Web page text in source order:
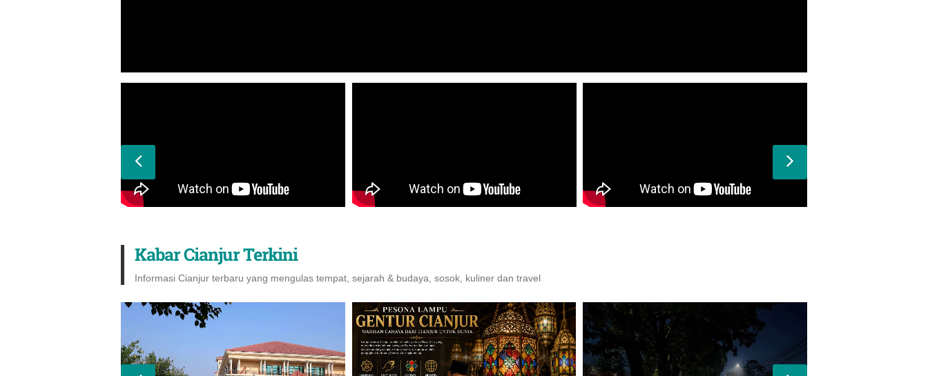
Kabar Cianjur Terkini
Informasi Cianjur terbaru yang mengulas tempat, sejarah & budaya, sosok, kuliner dan travel